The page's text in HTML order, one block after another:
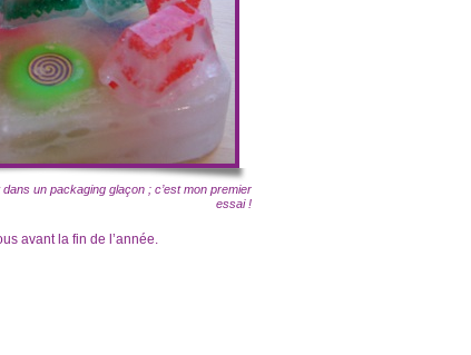
un packaging glaçon ; c’est mon premier
essai !
avant la fin de l’année.